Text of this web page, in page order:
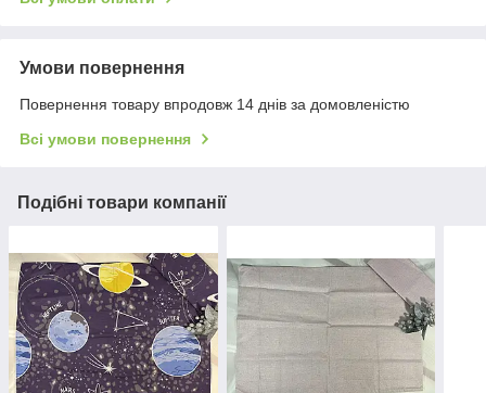
Умови повернення
Повернення товару впродовж 14 днів за домовленістю
Всі умови повернення
Подібні товари компанії